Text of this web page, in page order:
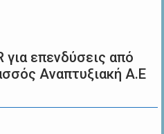
για επενδύσεις από
Αναπτυξιακή Α.Ε